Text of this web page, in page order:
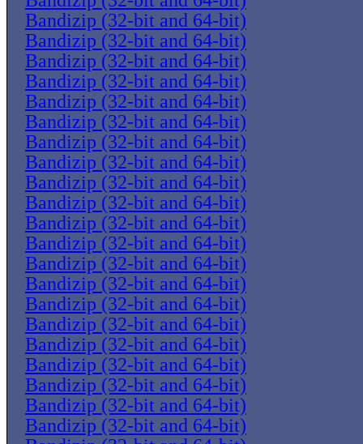
Bandizip (32-bit and 64-bit)
Bandizip (32-bit and 64-bit)
Bandizip (32-bit and 64-bit)
Bandizip (32-bit and 64-bit)
Bandizip (32-bit and 64-bit)
Bandizip (32-bit and 64-bit)
Bandizip (32-bit and 64-bit)
Bandizip (32-bit and 64-bit)
Bandizip (32-bit and 64-bit)
Bandizip (32-bit and 64-bit)
Bandizip (32-bit and 64-bit)
Bandizip (32-bit and 64-bit)
Bandizip (32-bit and 64-bit)
Bandizip (32-bit and 64-bit)
Bandizip (32-bit and 64-bit)
Bandizip (32-bit and 64-bit)
Bandizip (32-bit and 64-bit)
Bandizip (32-bit and 64-bit)
Bandizip (32-bit and 64-bit)
Bandizip (32-bit and 64-bit)
Bandizip (32-bit and 64-bit)